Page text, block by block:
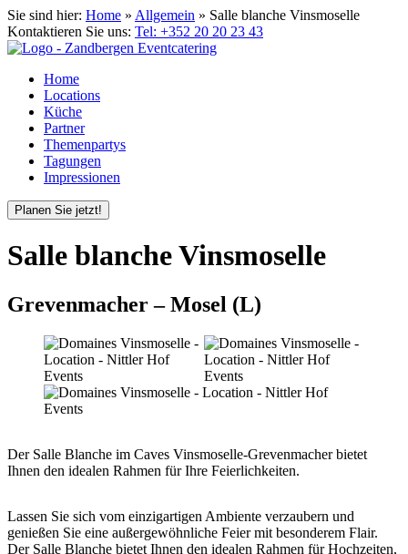
Sie sind hier: Home » Allgemein » Salle blanche Vinsmoselle
Kontaktieren Sie uns: Tel: +352 20 20 23 43
Home
Locations
Küche
Partner
Themenpartys
Tagungen
Impressionen
Planen Sie jetzt!
Salle blanche Vinsmoselle
Grevenmacher – Mosel (L)
Der Salle Blanche im Caves Vinsmoselle-Grevenmacher bietet
Ihnen den idealen Rahmen für Ihre Feierlichkeiten.
Lassen Sie sich vom einzigartigen Ambiente verzaubern und
genießen Sie eine außergewöhnliche Feier mit besonderem Flair.
Der Salle Blanche bietet Ihnen den idealen Rahmen für Hochzeiten,